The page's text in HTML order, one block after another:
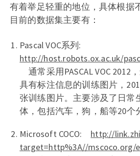
有着举足轻重的地位，具体根据
目前的数据集主要有：
Pascal VOC系列:
http://host.robots.ox.ac.uk/
通常采用PASCAL VOC 2012
具有标注信息的训练图片，
张训练图片。主要涉及了日常
体，包括汽车，狗，船等20个
Microsoft COCO: http://
target=http%3A//mscoco.org/